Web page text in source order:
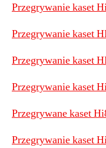
Przegrywanie kaset
Przegrywanie kaset
Przegrywanie kaset
Przegrywanie kaset
Przegrywane kaset
Przegrywanie kaset